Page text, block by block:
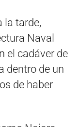
la tarde,
Naval
el cadáver de
dentro de un
de haber